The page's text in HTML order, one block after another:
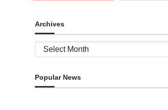
Archives
Archives
Popular News